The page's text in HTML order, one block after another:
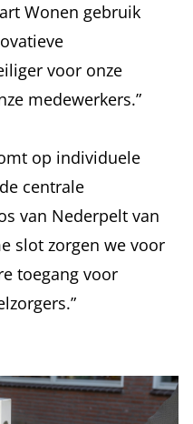
Wonen gebruik
voor onze
medewerkers.”
op individuele
centrale
van Nederpelt van
slot zorgen we voor
toegang voor